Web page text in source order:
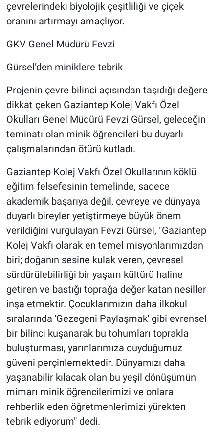
çevrelerindeki biyolojik çeşitliliği ve çiçek
oranını artırmayı amaçlıyor.
GKV Genel Müdürü Fevzi
Gürsel’den miniklere tebrik
Projenin çevre bilinci açısından taşıdığı değere
dikkat çeken Gaziantep Kolej Vakfı Özel
Okulları Genel Müdürü Fevzi Gürsel, geleceğin
teminatı olan minik öğrencileri bu duyarlı
çalışmalarından ötürü kutladı.
Gaziantep Kolej Vakfı Özel Okullarının köklü
eğitim felsefesinin temelinde, sadece
akademik başarıya değil, çevreye ve dünyaya
duyarlı bireyler yetiştirmeye büyük önem
verildiğini vurgulayan Fevzi Gürsel, "Gaziantep
Kolej Vakfı olarak en temel misyonlarımızdan
biri; doğanın sesine kulak veren, çevresel
sürdürülebilirliği bir yaşam kültürü haline
getiren ve bastığı toprağa değer katan nesiller
inşa etmektir. Çocuklarımızın daha ilkokul
sıralarında 'Gezegeni Paylaşmak' gibi evrensel
bir bilinci kuşanarak bu tohumları toprakla
buluşturması, yarınlarımıza duyduğumuz
güveni perçinlemektedir. Dünyamızı daha
yaşanabilir kılacak olan bu yeşil dönüşümün
mimarı minik öğrencilerimizi ve onlara
rehberlik eden öğretmenlerimizi yürekten
tebrik ediyorum" dedi.